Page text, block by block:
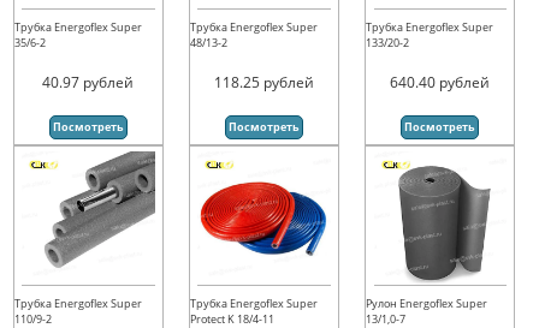
Трубка Energoflex Super
35/6-2
40.97 рублей
Посмотреть
Трубка Energoflex Super
48/13-2
118.25 рублей
Посмотреть
Трубка Energoflex Super
133/20-2
640.40 рублей
Посмотреть
Трубка Energoflex Super
110/9-2
Трубка Energoflex Super
Protect K 18/4-11
Рулон Energoflex Super
13/1,0-7